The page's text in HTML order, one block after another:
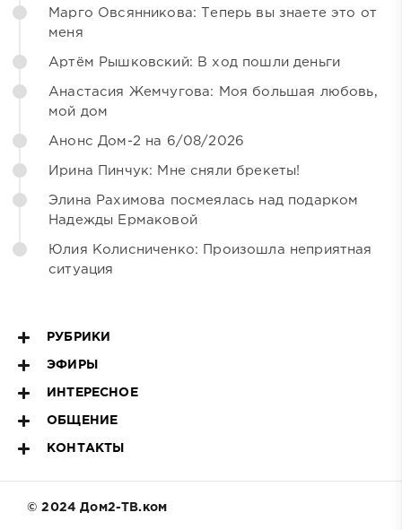
Марго Овсянникова: Теперь вы знаете это от
меня
Артём Рышковский: В ход пошли деньги
Анастасия Жемчугова: Моя большая любовь,
мой дом
Анонс Дом-2 на 6/08/2026
Ирина Пинчук: Мне сняли брекеты!
Элина Рахимова посмеялась над подарком
Надежды Ермаковой
Юлия Колисниченко: Произошла неприятная
ситуация
РУБРИКИ
ЭФИРЫ
ИНТЕРЕСНОЕ
ОБЩЕНИЕ
КОНТАКТЫ
© 2024 Дом2-ТВ.ком